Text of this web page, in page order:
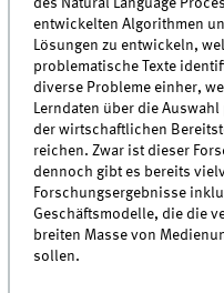
des Natural Language
entwickelten Algorithmen
Lösungen zu entwickeln,
problematische Texte
diverse Probleme einher,
Lerndaten über die
der wirtschaftlichen
reichen. Zwar ist dieser
dennoch gibt es bereits
Forschungsergebnisse
Geschäftsmodelle, die die
breiten Masse von
sollen.